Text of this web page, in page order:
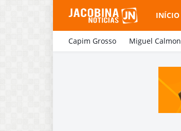
INÍCIO
Capim Grosso Miguel Calmon